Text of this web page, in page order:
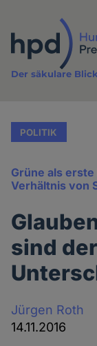
Inhalt
Der säkulare
POLITIK
Grüne als
Verhältnis von
sind
Jürgen Roth
14.11.2016